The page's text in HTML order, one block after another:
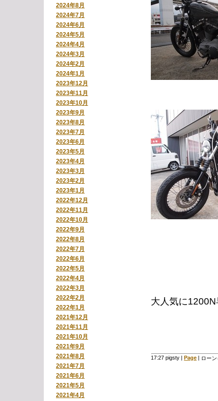
2024年8月
2024年7月
2024年6月
2024年5月
2024年4月
2024年3月
2024年2月
2024年1月
2023年12月
2023年11月
2023年10月
2023年9月
2023年8月
2023年7月
2023年6月
2023年5月
2023年4月
2023年3月
2023年2月
2023年1月
2022年12月
2022年11月
2022年10月
2022年9月
2022年8月
2022年7月
2022年6月
2022年5月
2022年4月
2022年3月
2022年2月
2022年1月
2021年12月
2021年11月
2021年10月
2021年9月
2021年8月
2021年7月
2021年6月
2021年5月
2021年4月
大人気に
17:27 pigsty Page ロー